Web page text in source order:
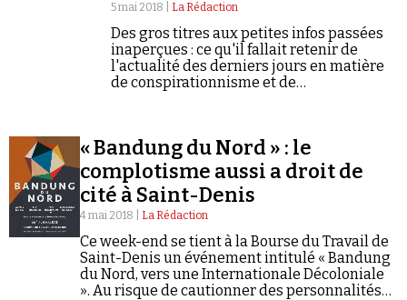
5 mai 2018 | La Rédaction
Des gros titres aux petites infos passées
inaperçues : ce qu'il fallait retenir de
l'actualité des derniers jours en matière
de conspirationnisme et de
« Bandung du Nord » : le
complotisme aussi a droit de
cité à Saint-Denis
4 mai 2018 | La Rédaction
Ce week-end se tient à la Bourse du Travail de
Saint-Denis un événement intitulé « Bandung
du Nord, vers une Internationale Décoloniale
». Au risque de cautionner des personnalités